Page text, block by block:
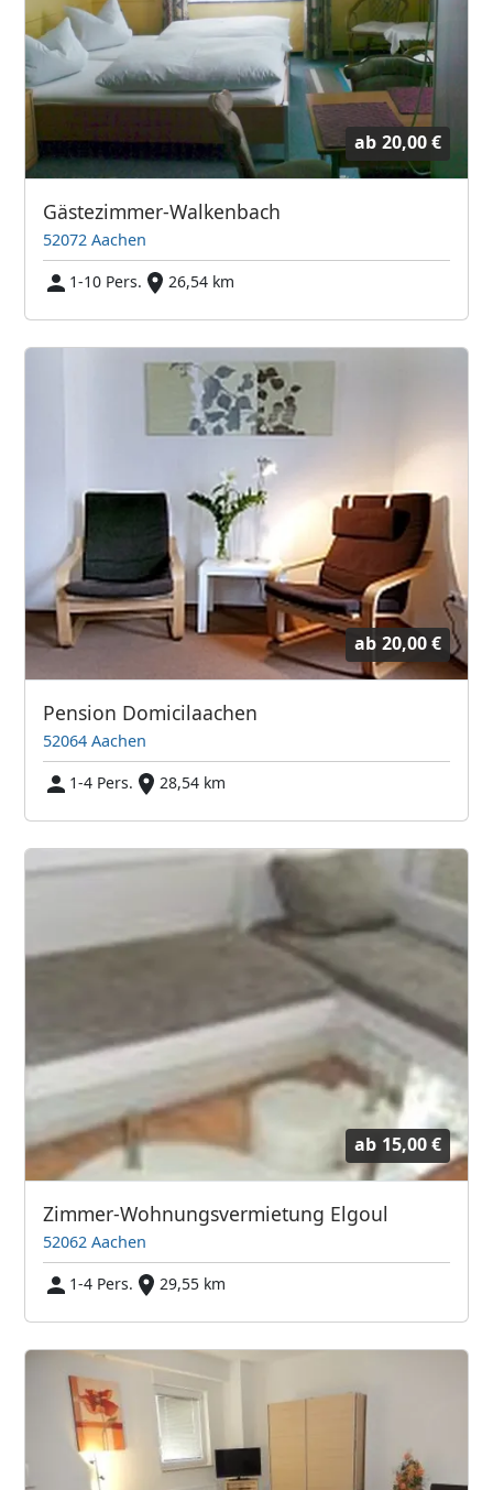
ab 20,00 €
Gästezimmer-Walkenbach
52072 Aachen
1-10 Pers.
26,54 km
ab 20,00 €
Pension Domicilaachen
52064 Aachen
1-4 Pers.
28,54 km
ab 15,00 €
Zimmer-Wohnungsvermietung Elgoul
52062 Aachen
1-4 Pers.
29,55 km